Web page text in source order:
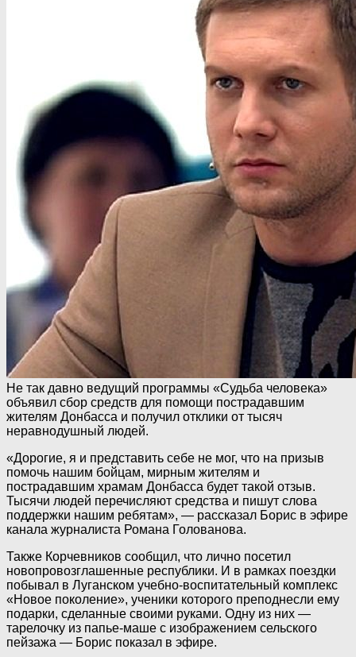
Не так давно ведущий программы «Судьба человека»
объявил сбор средств для помощи пострадавшим
жителям Донбасса и получил отклики от тысяч
неравнодушный людей.
«Дорогие, я и представить себе не мог, что на призыв
помочь нашим бойцам, мирным жителям и
пострадавшим храмам Донбасса будет такой отзыв.
Тысячи людей перечисляют средства и пишут слова
поддержки нашим ребятам», — рассказал Борис в эфире
канала журналиста Романа Голованова.
Также Корчевников сообщил, что лично посетил
новопровозглашенные республики. И в рамках поездки
побывал в Луганском учебно-воспитательный комплекс
«Новое поколение», ученики которого преподнесли ему
подарки, сделанные своими руками. Одну из них —
тарелочку из папье-маше с изображением сельского
пейзажа — Борис показал в эфире.